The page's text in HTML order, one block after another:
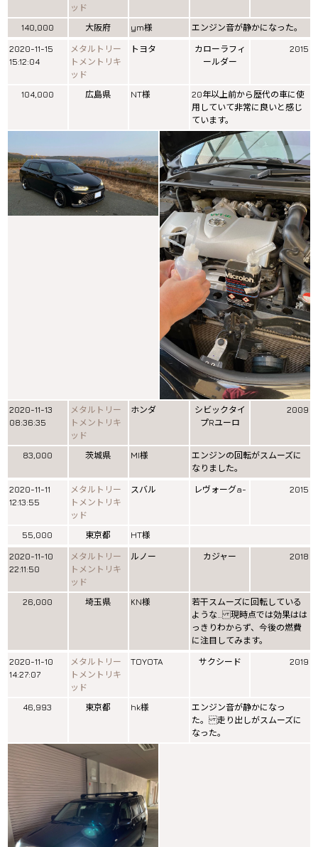
ッド
140,000 大阪府 ym様
エンジン音が静かになった。
2020-11-15
15:12:04
メタルトリー
トメントリキ
ッド
トヨタ
カローラフィ
ールダー
2015
104,000 広島県 NT様
20年以上前から歴代の車に使
用していて非常に良いと感じ
ています。
2020-11-13
08:36:35
メタルトリー
トメントリキ
ッド
ホンダ
シビックタイ
プRユーロ
2009
83,000 茨城県 MI様
エンジンの回転がスムーズに
なりました。
2020-11-11
12:13:55
メタルトリー
トメントリキ
ッド
スバル レヴォーグa- 2015
55,000 東京都
HT様
2020-11-10
22:11:50
メタルトリー
トメントリキ
ッド
ルノー カジャー 2018
26,000 埼玉県 KN様
若干スムーズに回転している
ような… 現時点では効果はは
っきりわからず、今後の燃費
に注目してみます。
2020-11-10
14:27:07
メタルトリー
トメントリキ
ッド
TOYOTA サクシード 2019
46,993 東京都 hk様
エンジン音が静かになっ
た。 走り出しがスムーズに
なった。